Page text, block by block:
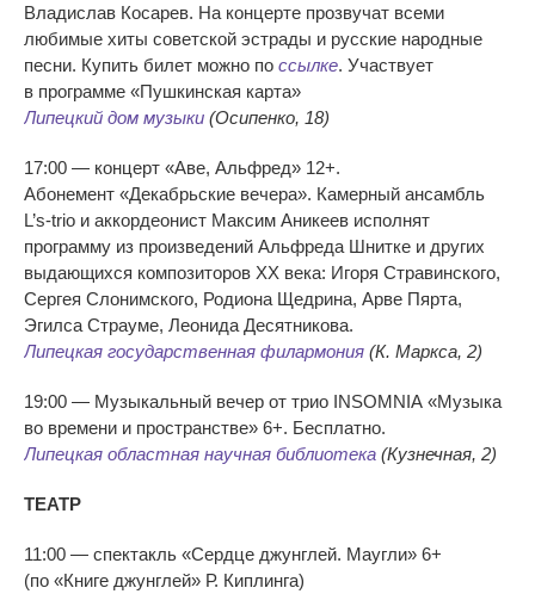
Владислав Косарев. На концерте прозвучат всеми
любимые хиты советской эстрады и русские народные
песни. Купить билет можно по ссылке. Участвует
в программе «Пушкинская карта»
Липецкий дом музыки (Осипенко, 18)
17:00 — концерт «Аве, Альфред» 12+.
Абонемент «Декабрьские вечера». Камерный ансамбль
L’s-trio и аккордеонист Максим Аникеев исполнят
программу из произведений Альфреда Шнитке и других
выдающихся композиторов ХХ века: Игоря Стравинского,
Сергея Слонимского, Родиона Щедрина, Арве Пярта,
Эгилса Страуме, Леонида Десятникова.
Липецкая государственная филармония (К. Маркса, 2)
19:00 — Музыкальный вечер от трио INSOMNIA «Музыка
во времени и пространстве» 6+. Бесплатно.
Липецкая областная научная библиотека (Кузнечная, 2)
ТЕАТР
11:00 — спектакль «Сердце джунглей. Маугли» 6+
(по «Книге джунглей» Р. Киплинга)